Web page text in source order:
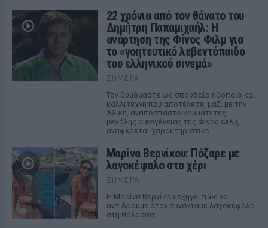
22 χρόνια από τον θάνατο του
Δημήτρη Παπαμιχαήλ: Η
ανάρτηση της Φίνος Φιλμ για
το «γοητευτικό λεβεντόπαιδο
του ελληνικού σινεμά»
ΣΉΜΕΡΑ
Τον θυμόμαστε ως σπουδαίο ηθοποιό και
καλλιτέχνη που αποτέλεσε, μαζί με την
Αλίκη, αναπόσπαστο κομμάτι της
μεγάλης οικογένειας της Φίνος Φιλμ,
αναφέρεται χαρακτηριστικά
Μαρίνα Βερνίκου: Πόζαρε με
λαγοκέφαλο στο χέρι
ΣΉΜΕΡΑ
Η Μαρίνα Βερνίκου εξηγεί πώς να
αντιδρούμε όταν συναντάμε λαγοκέφαλο
στη θάλασσα